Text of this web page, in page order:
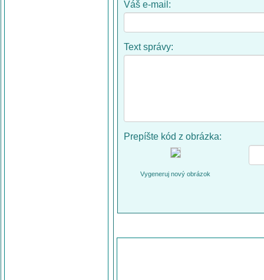
Váš e-mail:
Text správy:
Prepíšte kód z obrázka:
Vygeneruj nový obrázok